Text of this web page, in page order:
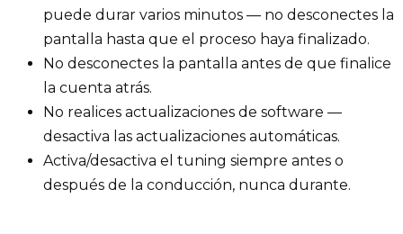
puede durar varios minutos — no desconectes la
pantalla hasta que el proceso haya finalizado.
No desconectes la pantalla antes de que finalice
la cuenta atrás.
No realices actualizaciones de software —
desactiva las actualizaciones automáticas.
Activa/desactiva el tuning siempre antes o
después de la conducción, nunca durante.